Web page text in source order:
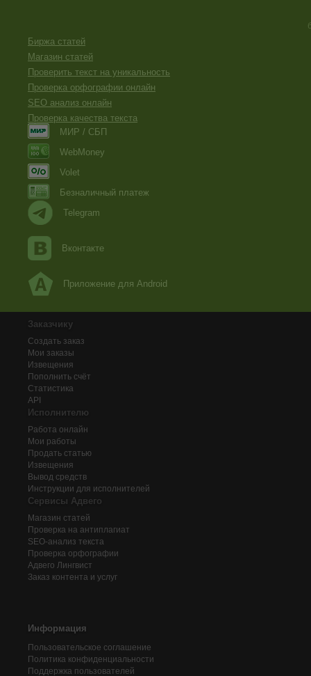
Биржа статей
Магазин статей
Проверить текст на уникальность
Проверка орфографии онлайн
SEO анализ онлайн
Проверка качества текста
МИР / СБП
WebMoney
Volet
Безналичный платеж
Telegram
Вконтакте
Приложение для Android
Заказчику
Создать заказ
Мои заказы
Извещения
Пополнить счёт
Статистика
API
Исполнителю
Работа онлайн
Мои работы
Продать статью
Извещения
Вывод средств
Инструкции для исполнителей
Сервисы Адвего
Магазин статей
Проверка на антиплагиат
SEO-анализ текста
Проверка орфографии
Адвего Лингвист
Заказ контента и услуг
Информация
Пользовательское соглашение
Политика конфиденциальности
Поддержка пользователей